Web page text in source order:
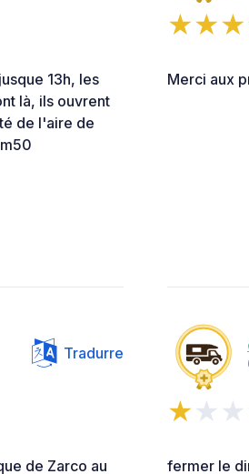
13h, les
là, ils ouvrent
de l'aire de
Merci aux
Tradurre
de Zarco au
fermer le